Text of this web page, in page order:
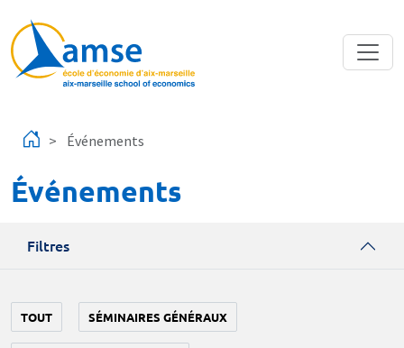
Événements
Événements
Filtres
TOUT SÉMINAIRES GÉNÉRAUX